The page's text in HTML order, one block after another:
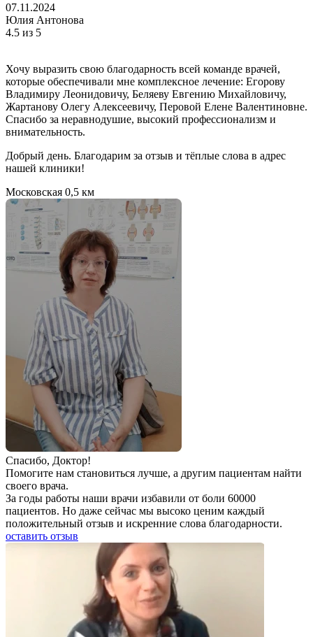
07.11.2024
Юлия Антонова
4.5 из 5
Хочу выразить свою благодарность всей команде врачей,
которые обеспечивали мне комплексное лечение: Егорову
Владимиру Леонидовичу, Беляеву Евгению Михайловичу,
Жартанову Олегу Алексеевичу, Перовой Елене Валентиновне.
Спасибо за неравнодушие, высокий профессионализм и
внимательность.
Добрый день. Благодарим за отзыв и тёплые слова в адрес
нашей клиники!
Московская 0,5 км
Спаcибо, Доктор!
Помогите нам становиться лучше, а другим пациентам найти
своего врача.
За годы работы наши врачи избавили от боли 60000
пациентов. Но даже сейчас мы высоко ценим каждый
положительный отзыв и искренние слова благодарности.
оставить отзыв